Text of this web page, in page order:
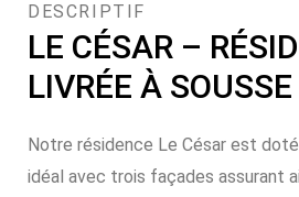
DESCRIPTIF
LE CÉSAR –
LIVRÉE À SOUSSE
Notre résidence Le César est
idéal avec trois façades assurant